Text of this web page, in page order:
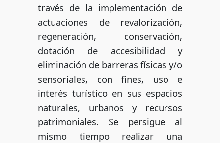
través de la implementación de
actuaciones de revalorización,
regeneración, conservación,
dotación de accesibilidad y
eliminación de barreras físicas y/o
sensoriales, con fines, uso e
interés turístico en sus espacios
naturales, urbanos y recursos
patrimoniales. Se persigue al
mismo tiempo realizar una